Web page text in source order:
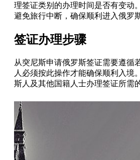
理签证类别的办理时间是否有变动
避免旅行中断，确保顺利进入俄罗斯
签证办理步骤
从突尼斯申请俄罗斯签证需要遵循
人必须按此操作才能确保顺利入境
斯人及其他国籍人士办理签证所需